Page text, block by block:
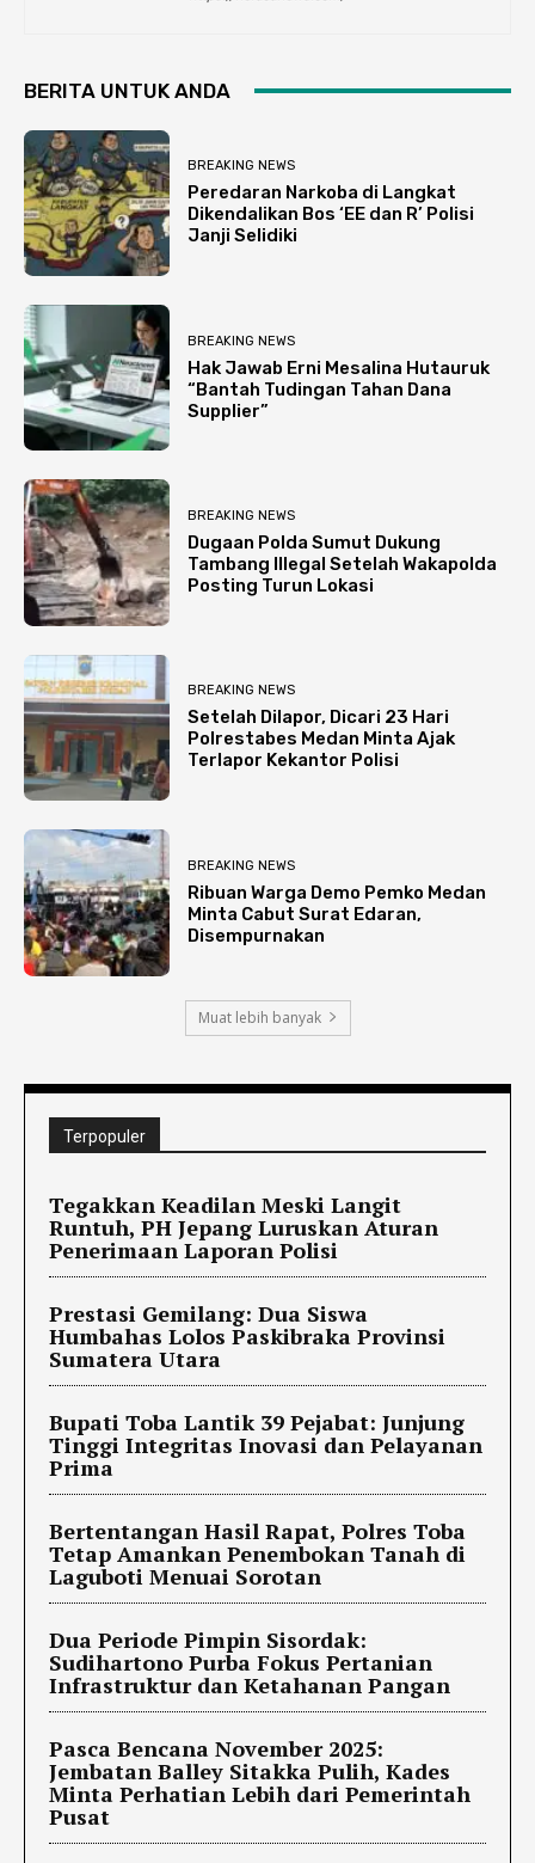
BERITA UNTUK ANDA
BREAKING NEWS
Peredaran Narkoba di Langkat
Dikendalikan Bos ‘EE dan R’ Polisi
Janji Selidiki
BREAKING NEWS
Hak Jawab Erni Mesalina Hutauruk
“Bantah Tudingan Tahan Dana
Supplier”
BREAKING NEWS
Dugaan Polda Sumut Dukung
Tambang Illegal Setelah Wakapolda
Posting Turun Lokasi
BREAKING NEWS
Setelah Dilapor, Dicari 23 Hari
Polrestabes Medan Minta Ajak
Terlapor Kekantor Polisi
BREAKING NEWS
Ribuan Warga Demo Pemko Medan
Minta Cabut Surat Edaran,
Disempurnakan
Muat lebih banyak
Terpopuler
Tegakkan Keadilan Meski Langit
Runtuh, PH Jepang Luruskan Aturan
Penerimaan Laporan Polisi
Prestasi Gemilang: Dua Siswa
Humbahas Lolos Paskibraka Provinsi
Sumatera Utara
Bupati Toba Lantik 39 Pejabat: Junjung
Tinggi Integritas Inovasi dan Pelayanan
Prima
Bertentangan Hasil Rapat, Polres Toba
Tetap Amankan Penembokan Tanah di
Laguboti Menuai Sorotan
Dua Periode Pimpin Sisordak:
Sudihartono Purba Fokus Pertanian
Infrastruktur dan Ketahanan Pangan
Pasca Bencana November 2025:
Jembatan Balley Sitakka Pulih, Kades
Minta Perhatian Lebih dari Pemerintah
Pusat